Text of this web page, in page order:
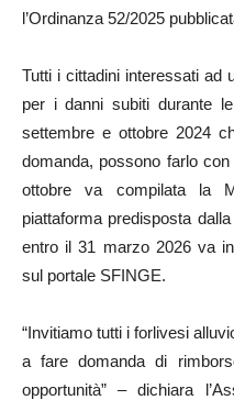
l’Ordinanza 52/2025
Tutti i cittadini interessati ad
per i danni subiti durante
settembre e ottobre 2024
domanda, possono farlo
ottobre va compilata la
piattaforma predisposta
entro il 31 marzo 2026 va
sul portale SFINGE.
“Invitiamo tutti i forlivesi
a fare domanda di
opportunità” – dichiara